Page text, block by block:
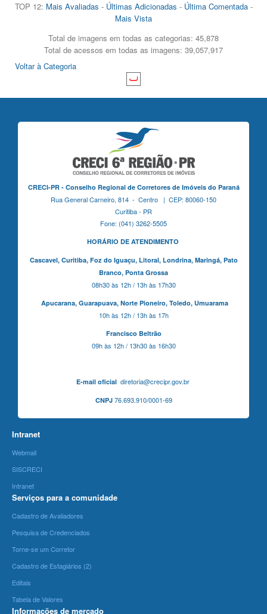
TOP 12: Mais Avaliadas - Últimas Adicionadas - Última Comentada-
Mais Vista
Total de imagens em todas as categorias: 45,878
Total de acessos em todas as imagens: 39,057,917
Voltar à Categoria
CRECI-PR - Conselho Regional de Corretores de Imóveis do Paraná
Rua General Carneiro, 814 - Centro | CEP: 80060-150
Curitiba - PR
Fone: (041) 3262-5505
HORÁRIO DE ATENDIMENTO
Cascavel, Curitiba,Foz do Iguaçu, Litoral, Londrina, Maringá, Pato
Branco, Ponta Grossa
08h30 às 12h / 13h às 17h30
Apucarana, Guarapuava, Norte Pioneiro, Toledo, Umuarama
10h às 12h / 13h às 17h
Francisco Beltrão
09h às 12h / 13h30 às 16h30
E-mail oficialdiretoria@crecipr.gov.br
CNPJ76.693.910/0001-69
Intranet
Webmail
SISCRECI
Intranet
Serviços para a comunidade
Cadastro de Avaliadores
Pesquisa de Credenciados
Torne-se um Corretor
Cadastro de Estagiários (2)
Editais
Tabela de Valores
Informações de mercado